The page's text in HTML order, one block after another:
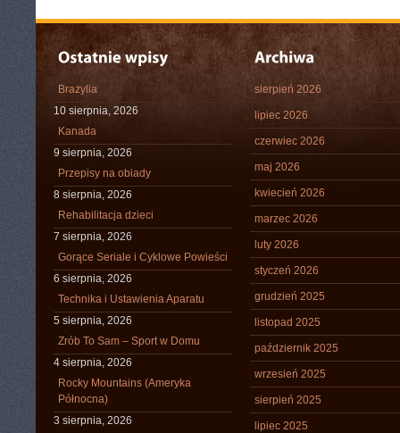
Brazylia
10 sierpnia, 2026
Kanada
9 sierpnia, 2026
Przepisy na obiady
8 sierpnia, 2026
Rehabilitacja dzieci
7 sierpnia, 2026
Gorące Seriale i Cyklowe Powieści
6 sierpnia, 2026
Technika i Ustawienia Aparatu
5 sierpnia, 2026
Zrób To Sam – Sport w Domu
4 sierpnia, 2026
Rocky Mountains (Ameryka
Północna)
3 sierpnia, 2026
sierpień 2026
lipiec 2026
czerwiec 2026
maj 2026
kwiecień 2026
marzec 2026
luty 2026
styczeń 2026
grudzień 2025
listopad 2025
październik 2025
wrzesień 2025
sierpień 2025
lipiec 2025